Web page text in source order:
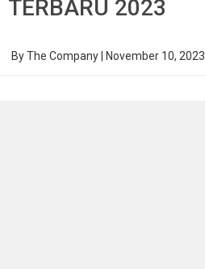
TERBARU 2023
ByThe Company November 10, 2023